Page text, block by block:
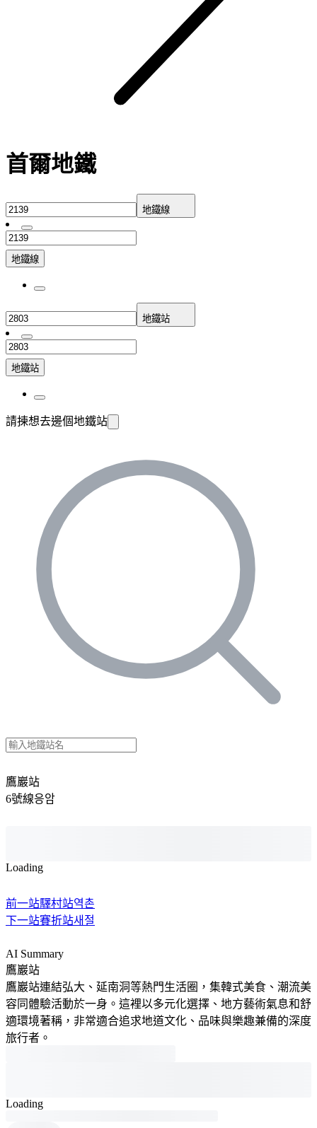
首爾地鐵
地鐵線
地鐵線
地鐵站
地鐵站
請揀想去邊個地鐵站
鷹巖站
6號線응암
Loading
前一站驛村站역촌
下一站賽折站새절
AI Summary
鷹巖站
鷹巖站連結弘大、延南洞等熱門生活圈，集韓式美食、潮流美
容同體驗活動於一身。這裡以多元化選擇、地方藝術氣息和舒
適環境著稱，非常適合追求地道文化、品味與樂趣兼備的深度
旅行者。
Loading